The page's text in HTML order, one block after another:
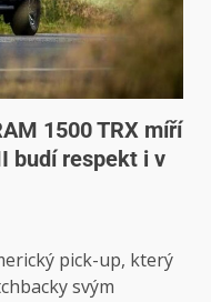
1500 TRX míří
budí respekt i v
pick-up, který
svým